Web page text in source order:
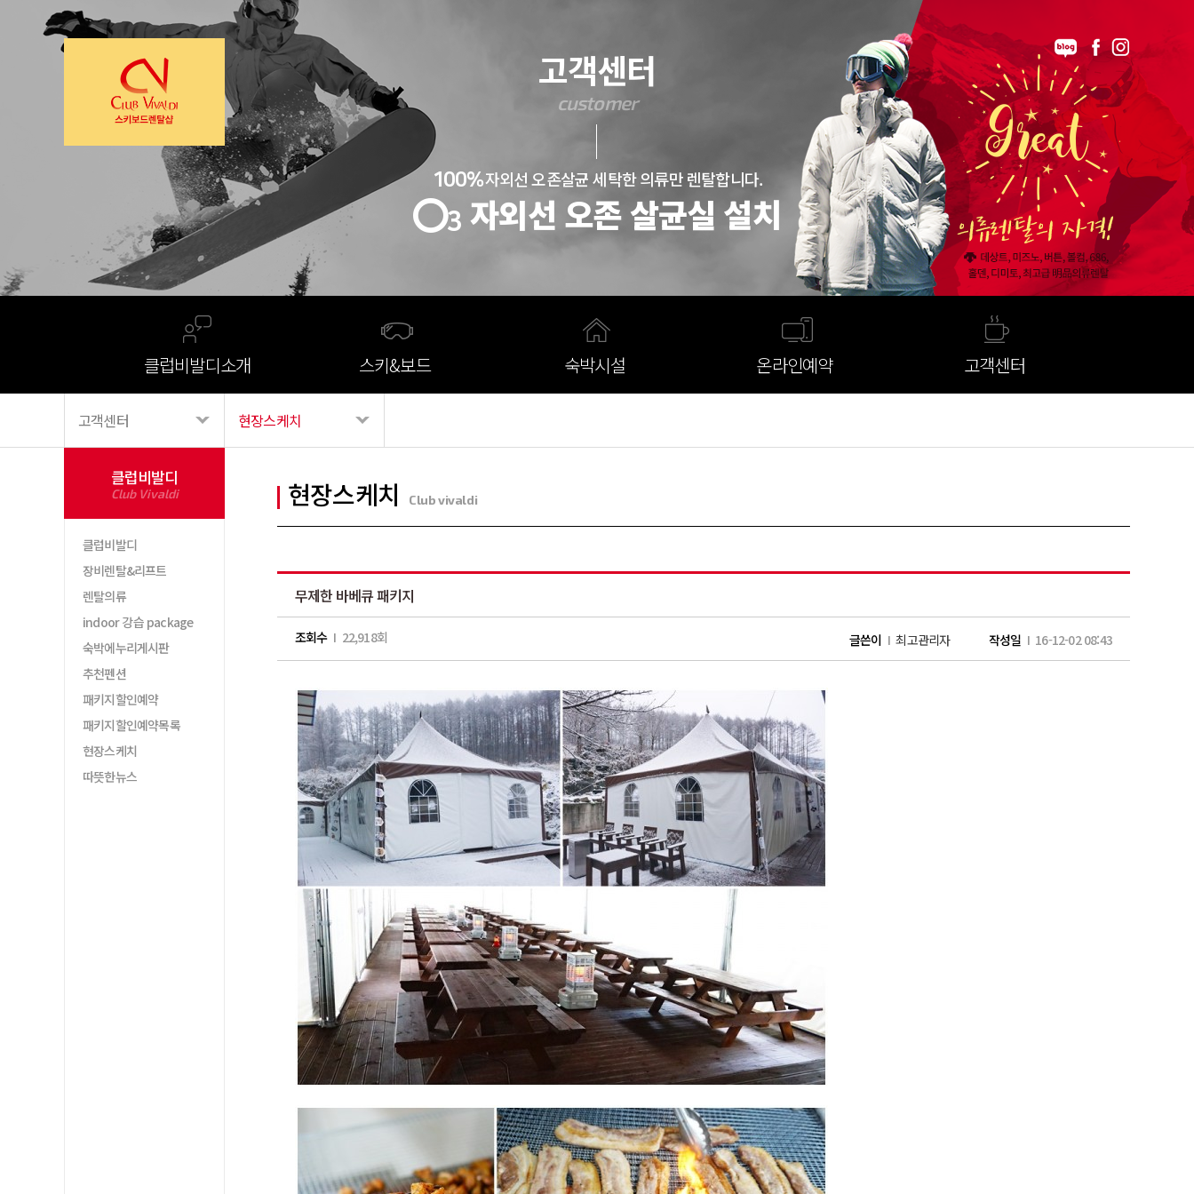
고객센터
customer
100%자외선 오존살균 세탁한 의류만 렌탈합니다.
3 자외선 오존 살균실 설치
클럽비발디소개 스키&보드 숙박시설 온라인예약 고객센터
고객센터 현장스케치
클럽비발디
Club Vivaldi
클럽비발디
장비렌탈&리프트
렌탈의류
indoor 강습 package
숙박에누리게시판
추천펜션
패키지할인예약
패키지할인예약목록
현장스케치
따뜻한뉴스
현장스케치 Club vivaldi
무제한 바베큐 패키지
조회수I 22,918회 글쓴이 I최고관리자 작성일 I 16-12-02 08:43